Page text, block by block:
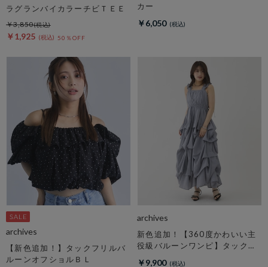
ラグランバイカラーチビＴＥＥ
￥3,850
￥1,925 50％OFF
カー
￥6,050
archives
【新色追加！】タックフリルバ
ルーンオフショルＢＬ
archives
新色追加！【360度かわいい主
役級バルーンワンピ】タックバ
￥9,900